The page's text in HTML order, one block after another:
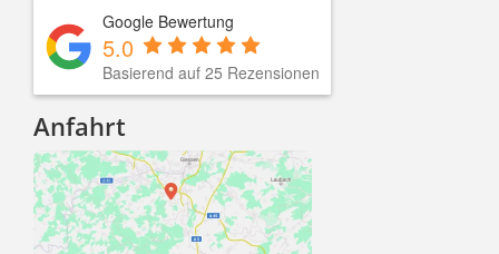
Google Bewertung
5.0
Basierend auf 25 Rezensionen
Anfahrt